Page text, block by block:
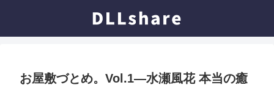
お屋敷づとめ。Vol.1―水瀬風花 本当の癒